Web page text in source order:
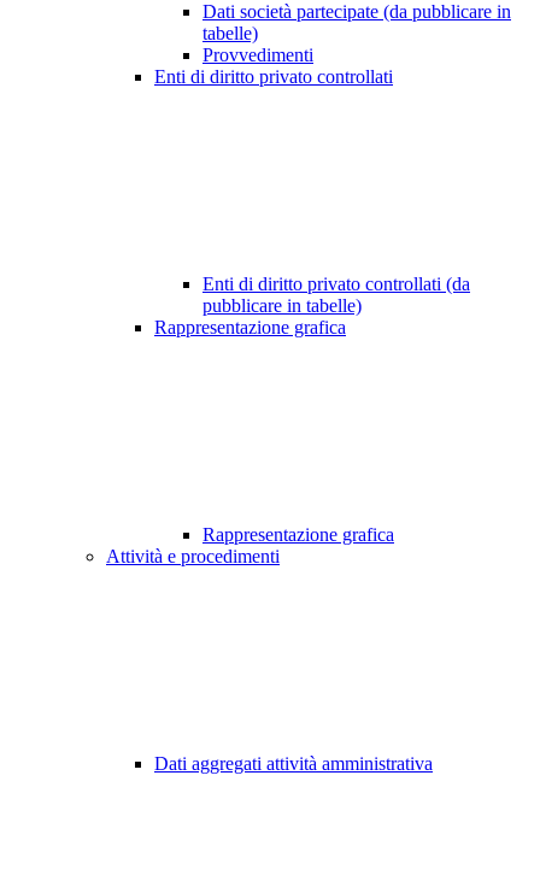
Dati società partecipate (da pubblicare in
tabelle)
Provvedimenti
Enti di diritto privato controllati
Enti di diritto privato controllati (da
pubblicare in tabelle)
Rappresentazione grafica
Rappresentazione grafica
Attività e procedimenti
Dati aggregati attività amministrativa